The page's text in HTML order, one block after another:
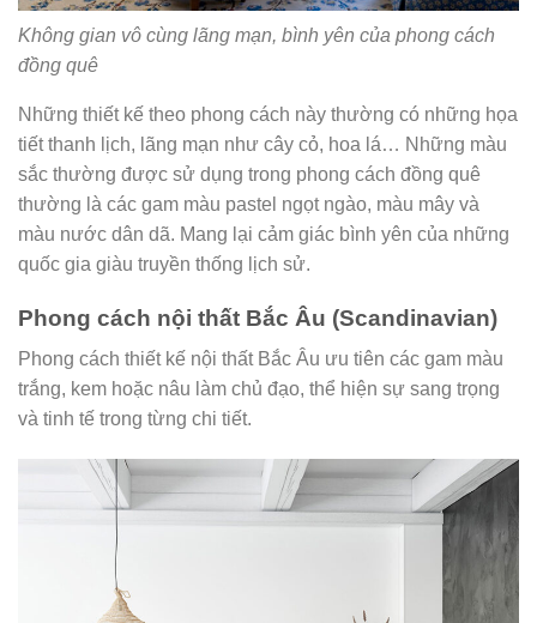
Không gian vô cùng lãng mạn, bình yên của phong cách
đồng quê
Những thiết kế theo phong cách này thường có những họa
tiết thanh lịch, lãng mạn như cây cỏ, hoa lá… Những màu
sắc thường được sử dụng trong phong cách đồng quê
thường là các gam màu pastel ngọt ngào, màu mây và
màu nước dân dã. Mang lại cảm giác bình yên của những
quốc gia giàu truyền thống lịch sử.
Phong cách nội thất Bắc Âu (Scandinavian)
Phong cách thiết kế nội thất Bắc Âu ưu tiên các gam màu
trắng, kem hoặc nâu làm chủ đạo, thể hiện sự sang trọng
và tinh tế trong từng chi tiết.